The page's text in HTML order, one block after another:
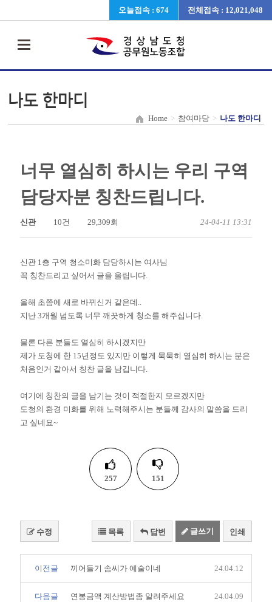
오늘접속 : 674 전체접속 : 12,021,048
나도 한마디
Home > 참여마당 > 나도 한마디
너무 열심히 하시는 우리 구역
담당자분 칭찬드립니다.
신관 10건 29,309회 24-04-11 13:31
신관 1층 구역 청소미화 담당하시는 여사님
꼭 칭찬드리고 싶어서 글을 올립니다.
올해 초쯤에 새로 바뀌신거 같은데..
지난 3개월 넘도록 너무 깨끗하게 청소를 해주십니다.
물론 다른 분들도 열심히 하시겠지만
제가 도청에 한 15년정도 있지만 이렇게 묵묵히 열심히 하시는 분은
처음인거 같아서 칭찬 글을 남깁니다.
여기에 칭찬의 글을 남기는 것이 적절한지 모르겠지만
도청의 환경 미화를 위해 노력해주시는 분들께 감사의 말씀을 드리
고 싶네요~
257 151
수정 목록 답변 글쓰기 인쇄
이전글 끼어들기 솜씨가 예술이네 24.04.12
다음글 연봉금액 계산방법좀 알려주세요 24.04.09